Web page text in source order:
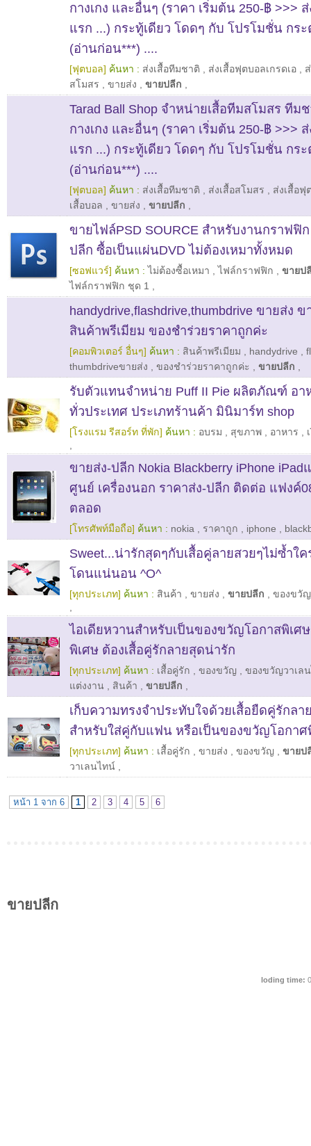
กางเกง และอื่นๆ (ราคา เริ่มต้น 250-฿ >>>
แรก ...) กระทู้เดียว โดดๆ กับ โปรโมชั่น กร
(อ่านก่อน***) ....
[ฟุตบอล] ค้นหา : ส่งเสื้อทีมชาติ ส่งเสื้อฟุตบอลเกรดเอ
สโมสร
ขายส่ง ขายปลีก
Tarad Ball Shop จำหน่ายเสื้อทีมสโมสร ทีม
กางเกง และอื่นๆ (ราคา เริ่มต้น 250-฿ >>>
แรก ...) กระทู้เดียว โดดๆ กับ โปรโมชั่น กร
(อ่านก่อน***) ....
[ฟุตบอล] ค้นหา : ส่งเสื้อทีมชาติ ส่งเสื้อสโมสร
ส่งเสื้อฟุ
เสื้อบอล
ขายส่ง ขายปลีก
ขายไฟล์PSD SOURCE สำหรับงานกราฟฟิ
ปลีก ซื้อเป็นแผ่นDVD ไม่ต้องเหมาทั้งหมด
[ซอฟแวร์] ค้นหา : ไม่ต้องซื้อเหมา ,ไฟล์กราฟฟิก
ขายป
ไฟล์กราฟฟิก ชุด 1
handydrive,flashdrive,thumbdrive ขายส่ง
สินค้าพรีเมียม ของชําร่วยราคาถูกค่ะ
[คอมพิวเตอร์ อื่นๆ] ค้นหา : สินค้าพรีเมียม handydrive
thumbdriveขายส่ง
ของชําร่วยราคาถูกค่ะ ขายปลีก
รับตัวแทนจำหน่าย Puff II Pie ผลิตภัณฑ์ อา
ทั่วประเทศ ประเภทร้านค้า มินิมาร์ท shop
[โรงแรม รีสอร์ท ที่พัก] ค้นหา : อบรม สุขภาพ อาหาร
ขายส่ง-ปลีก Nokia Blackberry iPhone iPad
ศูนย์ เครื่องนอก ราคาส่ง-ปลีก ติดต่อ แฟงค์
ตลอด
[โทรศัพท์มือถือ] ค้นหา : nokia ราคาถูก iphone
Sweet...น่ารักสุดๆกับเสื้อคู่ลายสวยๆไม่ซ้ำใ
โดนแน่นอน ^O^
[ทุกประเภท] ค้นหา : สินค้า ขายส่ง ขายปลีก
ของขวั
ไอเดียหวานสำหรับเป็นของขวัญโอกาสพิเศ
พิเศษ ต้องเสื้อคู่รักลายสุดน่ารัก
[ทุกประเภท] ค้นหา : เสื้อคู่รัก ของขวัญ
ของขวัญวาเล
แต่งงาน
สินค้า ขายปลีก
เก็บความทรงจำประทับใจด้วยเสื้อยืดคู่รักลา
สำหรับใส่คู่กับแฟน หรือเป็นของขวัญโอกาศ
[ทุกประเภท] ค้นหา : เสื้อคู่รัก ขายส่ง ของขวัญ
ขายป
วาเลนไทน์
หน้า 1 จาก 6 1 2 3 4 5 6
ขายปลีก
loding time: